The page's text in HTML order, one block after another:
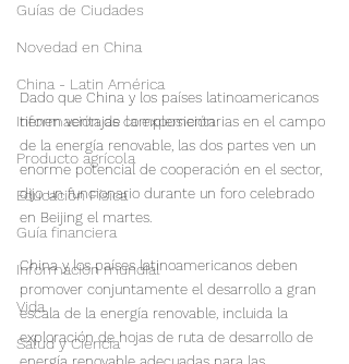
Guías de Ciudades
Novedad en China
China - Latin América
Información de la exposición
Producto agrícola
Educación Física
Guía financiera
Informacion mundial
Vida
Salud y Ciencia
Dado que China y los países latinoamericanos
tienen ventajas complementarias en el campo
de la energía renovable, las dos partes ven un
enorme potencial de cooperación en el sector,
dijo un funcionario durante un foro celebrado
en Beijing el martes.
China y los países latinoamericanos deben
promover conjuntamente el desarrollo a gran
escala de la energía renovable, incluida la
exploración de hojas de ruta de desarrollo de